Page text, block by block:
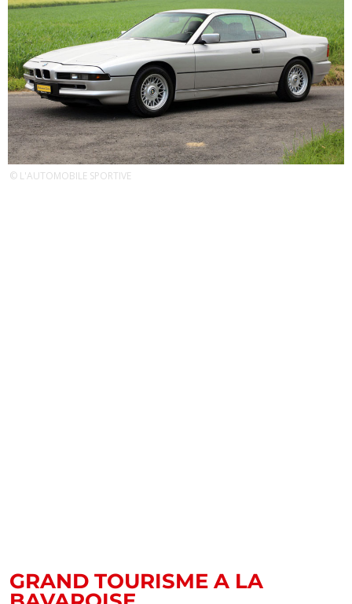
© L'AUTOMOBILE SPORTIVE
GRAND TOURISME A LA